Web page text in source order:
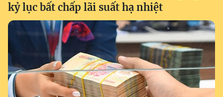
kỷ lục bất chấp lãi suất hạ nhiệt